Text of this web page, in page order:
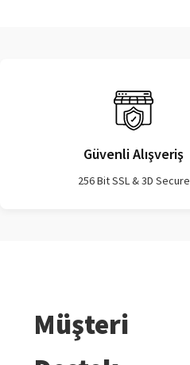
Güvenli Alışveriş
256 Bit SSL & 3D Secure
Müşteri